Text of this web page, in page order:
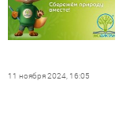
11 ноября 2024, 16:05